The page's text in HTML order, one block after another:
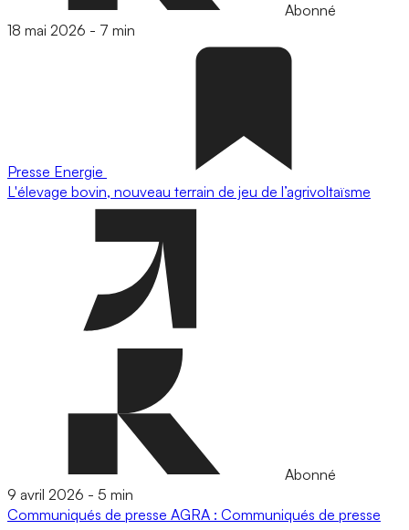
Abonné
18 mai 2026 - 7 min
Presse Energie
L'élevage bovin, nouveau terrain de jeu de l’agrivoltaïsme
Abonné
9 avril 2026 - 5 min
Communiqués de presse AGRA : Communiqués de presse